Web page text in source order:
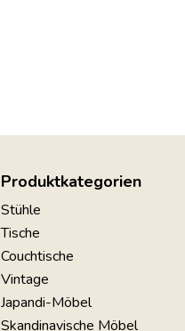
Produktkategorien
Stühle
Tische
Couchtische
Vintage
Japandi-Möbel
Skandinavische Möbel